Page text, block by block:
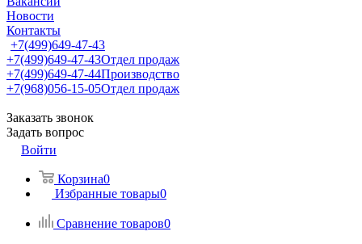
Новости
Контакты
+7(499)649-47-43
+7(499)649-47-43Отдел продаж
+7(499)649-47-44Производство
+7(968)056-15-05Отдел продаж
Заказать звонок
Задать вопрос
Войти
Корзина0
Избранные товары0
Сравнение товаров0